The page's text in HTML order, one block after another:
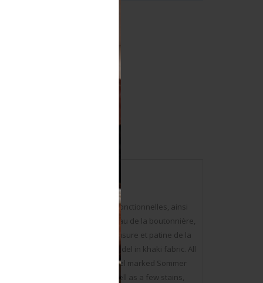
les fermetures éclaires sont fonctionnelles, ainsi
RIRI. Etiquette au niveau de la boutonnière,
illisible. A noter une certaine usure et patine de la
Luftwaffe pilot suit. Summer model in khaki fabric. All
manufacture. Buttonhole label marked Sommer
some wear and patina, as well as a few stains,